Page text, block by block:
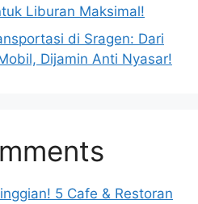
Liburan Maksimal!
di Sragen: Dari
Dijamin Anti Nyasar!
5 Cafe & Restoran